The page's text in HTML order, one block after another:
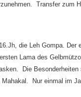
Transfer zum
die Leh Gompa. Der
Lama des
Die
Nur einmal im